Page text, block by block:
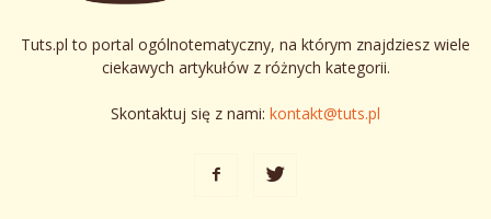
Tuts.pl to portal ogólnotematyczny, na którym znajdziesz wiele
ciekawych artykułów z różnych kategorii.
Skontaktuj się z nami: kontakt@tuts.pl